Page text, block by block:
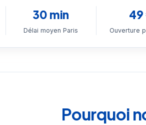
30 min
Délai moyen Paris Ouverture
Pourquoi